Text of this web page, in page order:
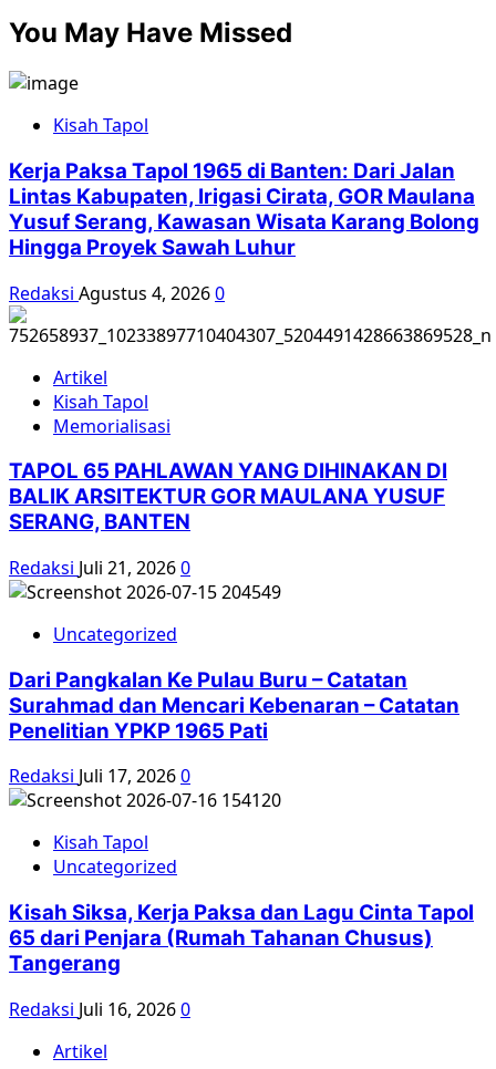
about
Kekerasan
Perempuan
Peristiwa
1965
You May Have Missed
Kisah Tapol
Kerja Paksa Tapol 1965 di Banten: Dari Jalan
Lintas Kabupaten, Irigasi Cirata, GOR Maulana
Yusuf Serang, Kawasan Wisata Karang Bolong
Hingga Proyek Sawah Luhur
Redaksi Agustus 4, 20260
Artikel
Kisah Tapol
Memorialisasi
TAPOL 65 PAHLAWAN YANG DIHINAKAN DI
BALIK ARSITEKTUR GOR MAULANA YUSUF
SERANG, BANTEN
Redaksi Juli 21, 20260
Uncategorized
Dari Pangkalan Ke Pulau Buru – Catatan
Surahmad dan Mencari Kebenaran – Catatan
Penelitian YPKP 1965 Pati
Redaksi Juli 17, 20260
Kisah Tapol
Uncategorized
Kisah Siksa, Kerja Paksa dan Lagu Cinta Tapol
65 dari Penjara (Rumah Tahanan Chusus)
Tangerang
Redaksi Juli 16, 20260
Artikel